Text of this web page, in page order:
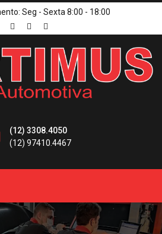
Seg - Sexta 8:00 - 18:00
(12) 3308.4050
(12) 97410.4467